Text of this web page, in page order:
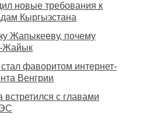
новые требования к
Кыргызстана
Жапыкееву, почему
Жайык
фаворитом интернет-
Венгрии
с главами